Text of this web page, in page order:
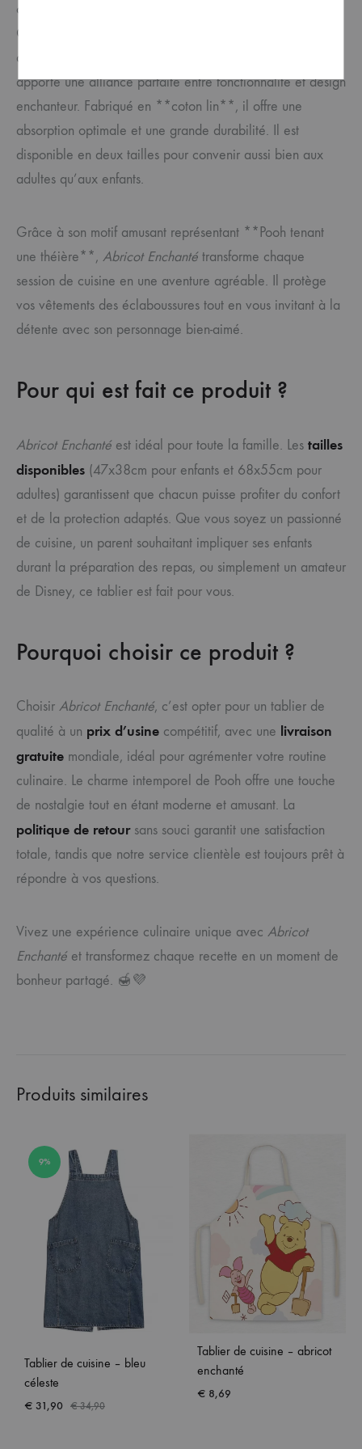
cuisine ; c’est une touche de magie à chaque repas.
Conçu pour ceux qui souhaitent ajouter une note
d’originalité à leur expérience culinaire, ce tablier
apporte une alliance parfaite entre fonctionnalité et design
enchanteur. Fabriqué en **coton lin**, il offre une
absorption optimale et une grande durabilité. Il est
disponible en deux tailles pour convenir aussi bien aux
adultes qu’aux enfants.
Grâce à son motif amusant représentant **Pooh tenant
une théière**, Abricot Enchanté transforme chaque
session de cuisine en une aventure agréable. Il protège
vos vêtements des éclaboussures tout en vous invitant à la
détente avec son personnage bien-aimé.
Pour qui est fait ce produit ?
Abricot Enchanté est idéal pour toute la famille. Les tailles
disponibles (47x38cm pour enfants et 68x55cm pour
adultes) garantissent que chacun puisse profiter du confort
et de la protection adaptés. Que vous soyez un passionné
de cuisine, un parent souhaitant impliquer ses enfants
durant la préparation des repas, ou simplement un amateur
de Disney, ce tablier est fait pour vous.
Pourquoi choisir ce produit ?
Choisir Abricot Enchanté, c’est opter pour un tablier de
qualité à un prix d’usine compétitif, avec une livraison
gratuite mondiale, idéal pour agrémenter votre routine
culinaire. Le charme intemporel de Pooh offre une touche
de nostalgie tout en étant moderne et amusant. La
politique de retoursans souci garantit une satisfaction
totale, tandis que notre service clientèle est toujours prêt à
répondre à vos questions.
Vivez une expérience culinaire unique avec Abricot
Enchanté et transformez chaque recette en un moment de
bonheur partagé. 🍯💜
Produits similaires
9%
Tablier de cuisine – bleu
céleste
€ 31,90 €34,90
Tablier de cuisine – abricot
enchanté
€ 8,69